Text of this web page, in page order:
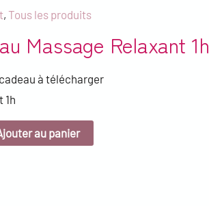
,Tous les produits
Massage Relaxant 1h
à télécharger
1h
au panier